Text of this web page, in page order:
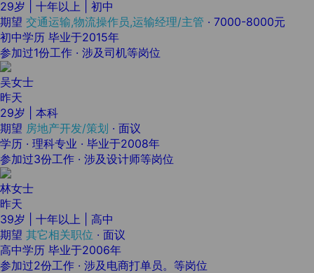
29岁 | 十年以上 | 初中
期望 交通运输,物流操作员,运输经理/主管 · 7000-8000元
初中学历 毕业于2015年
参加过1份工作 · 涉及司机等岗位
吴女士
昨天
29岁 | 本科
期望 房地产开发/策划 · 面议
学历 · 理科专业 · 毕业于2008年
参加过3份工作 · 涉及设计师等岗位
林女士
昨天
39岁 | 十年以上 | 高中
期望 其它相关职位 · 面议
高中学历 毕业于2006年
参加过2份工作 · 涉及电商打单员。等岗位